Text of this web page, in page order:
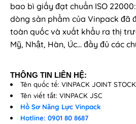
bao bì giấy đạt chuẩn ISO
dòng sản phẩm của Vinpack đã
toàn quốc và xuất khẩu ra thị
Mỹ, Nhật, Hàn, Úc… đầy đủ các
THÔNG TIN LIÊN HỆ:
Tên quốc tế: VINPACK JOINT
Tên viết tắt: VINPACK JSC
Hồ Sơ Năng Lực Vinpack
Hotline: 0901 80 8687